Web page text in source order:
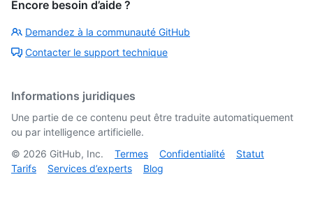
Encore besoin d’aide ?
Demandez à la communauté GitHub
Contacter le support technique
Informations juridiques
Une partie de ce contenu peut être traduite automatiquement
ou par intelligence artificielle.
© 2026 GitHub, Inc. Termes Confidentialité
Statut
Tarifs
Services d’experts Blog